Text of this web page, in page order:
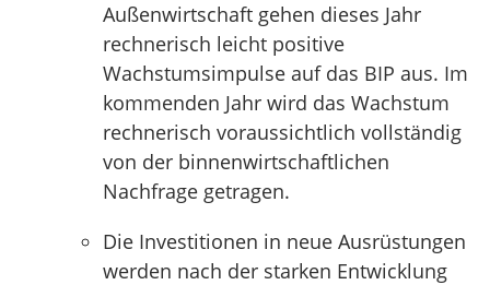
Außenwirtschaft gehen dieses Jahr
rechnerisch leicht positive
Wachstumsimpulse auf das BIP aus. Im
kommenden Jahr wird das Wachstum
rechnerisch voraussichtlich vollständig
von der binnenwirtschaftlichen
Nachfrage getragen.
Die Investitionen in neue Ausrüstungen
werden nach der starken Entwicklung